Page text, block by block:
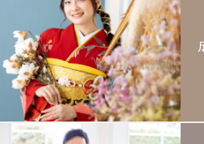
川越
浦和
大宮
営業時間変更のお知らせ【2023
祝)】
2022.11.09
川越
浦和
大宮
フォトガーデン・キラリ冬季休業
入学卒業
新しい1歩をふみだす君へ。
のお祝いおめでとう！晴れ
のこしませんか。